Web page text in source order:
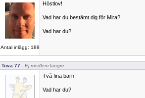
Antal inlägg: 188
Höstlov!
Vad har du bestämt dig för Mira?
Vad har du?
Tova 77 - Ej medlem längre
Två fina barn
Vad har du?